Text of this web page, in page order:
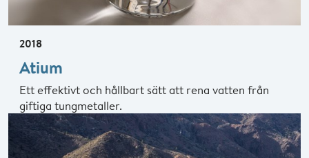
2018
Atium
Ett effektivt och hållbart sätt att rena vatten från
giftiga tungmetaller.